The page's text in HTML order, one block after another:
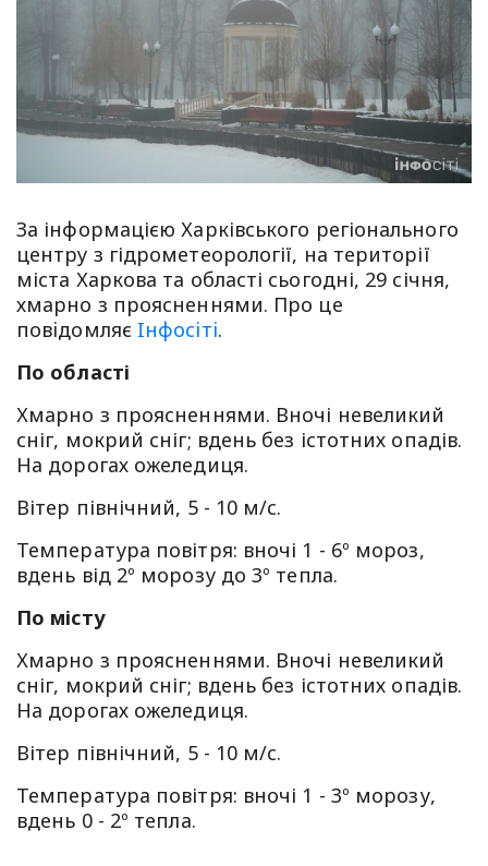
За інформацією Харківського регіонального
центру з гідрометеорології, на території
міста Харкова та області сьогодні, 29 січня,
хмарно з проясненнями. Про це
повiдомляє Iнфосiтi.
По області
Хмарно з проясненнями. Вночі невеликий
сніг, мокрий сніг; вдень без істотних опадів.
На дорогах ожеледиця.
Вітер північний, 5 - 10 м/с.
Температура повітря: вночі 1 - 6º мороз,
вдень від 2º морозу до 3º тепла.
По місту
Хмарно з проясненнями. Вночі невеликий
сніг, мокрий сніг; вдень без істотних опадів.
На дорогах ожеледиця.
Вітер північний, 5 - 10 м/с.
Температура повітря: вночі 1 - 3º морозу,
вдень 0 - 2º тепла.